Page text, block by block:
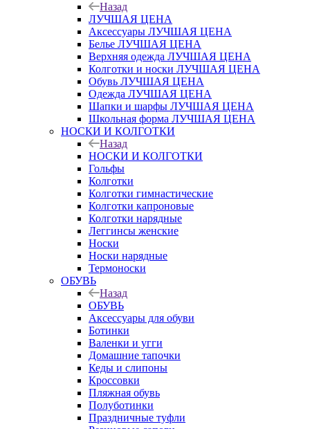
Назад
ЛУЧШАЯ ЦЕНА
Аксессуары ЛУЧШАЯ ЦЕНА
Белье ЛУЧШАЯ ЦЕНА
Верхняя одежда ЛУЧШАЯ ЦЕНА
Колготки и носки ЛУЧШАЯ ЦЕНА
Обувь ЛУЧШАЯ ЦЕНА
Одежда ЛУЧШАЯ ЦЕНА
Шапки и шарфы ЛУЧШАЯ ЦЕНА
Школьная форма ЛУЧШАЯ ЦЕНА
НОСКИ И КОЛГОТКИ
Назад
НОСКИ И КОЛГОТКИ
Гольфы
Колготки
Колготки гимнастические
Колготки капроновые
Колготки нарядные
Леггинсы женские
Носки
Носки нарядные
Термоноски
ОБУВЬ
Назад
ОБУВЬ
Аксессуары для обуви
Ботинки
Валенки и угги
Домашние тапочки
Кеды и слипоны
Кроссовки
Пляжная обувь
Полуботинки
Праздничные туфли